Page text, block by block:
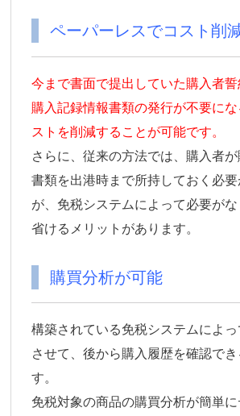
ペーパーレスでコスト削
今まで書面で提出していた購入者
購入記録情報書類の発行が不要に
ストを削減することが可能です。
さらに、従来の方法では、購入者
書類を出港時まで所持しておく必
が、免税システムによって必要が
省けるメリットがあります。
購買分析が可能
構築されている免税システムによ
させて、後から購入履歴を確認でき
す。
免税対象の商品の購買分析が簡単